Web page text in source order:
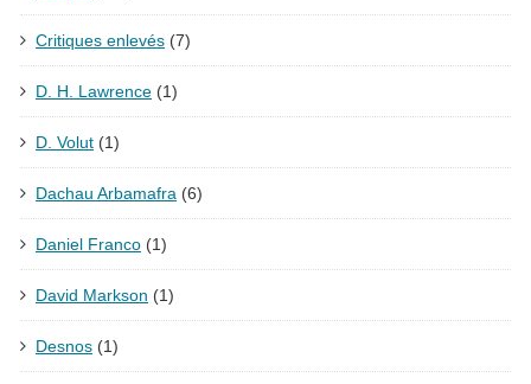
Critiques enlevés (7)
D. H. Lawrence (1)
D. Volut (1)
Dachau Arbamafra (6)
Daniel Franco (1)
David Markson (1)
Desnos (1)